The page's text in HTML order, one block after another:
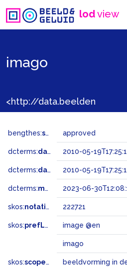
lodview
imago
bengthes:status approved
dcterms:dateAccepted 2010-05-
dcterms:dateSubmitted 2010-05-
dcterms:modified 2023-06-
skos:notation 222721
skos:prefLabel image @en
imago
skos:scopeNote